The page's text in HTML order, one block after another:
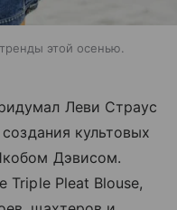
этой осенью.
Леви Страус
культовых
Дэвисом.
Triple Pleat Blouse,